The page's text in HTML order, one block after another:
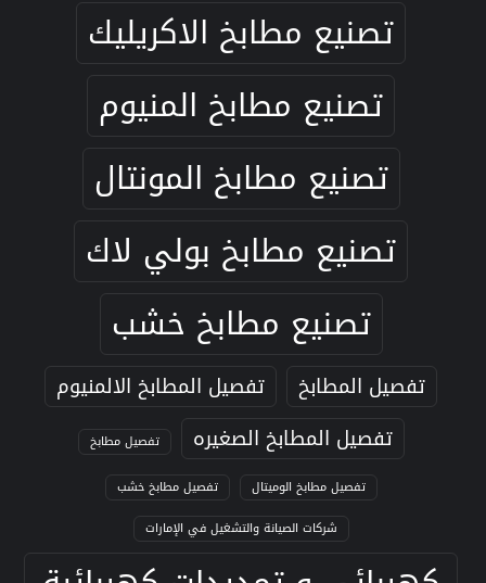
تصنيع مطابخ الاكريليك
تصنيع مطابخ المنيوم
تصنيع مطابخ المونتال
تصنيع مطابخ بولي لاك
تصنيع مطابخ خشب
تفصيل المطابخ
تفصيل المطابخ الالمنيوم
تفصيل المطابخ الصغيره
تفصيل مطابخ
تفصيل مطابخ الوميتال
تفصيل مطابخ خشب
شركات الصيانة والتشغيل في الإمارات